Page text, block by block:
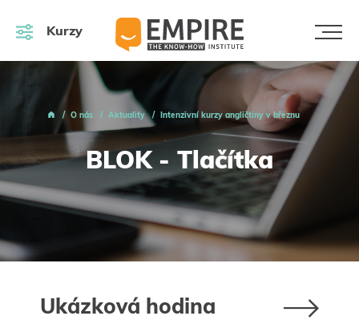
Kurzy
O nás Aktuality Intenzivní kurzy angličtiny v březnu
BLOK - Tlačítka
Ukázková hodina